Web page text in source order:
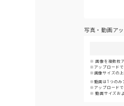
写真・動画ア
画像を複数枚
アップロード
画像サイズの
動画は1つのみ
アップロード
動画サイズお